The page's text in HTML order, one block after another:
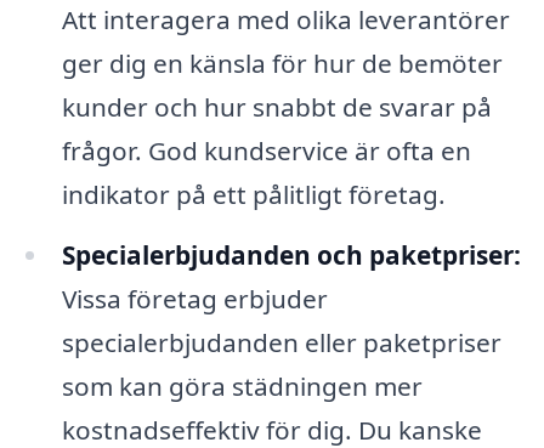
Att interagera med olika leverantörer
ger dig en känsla för hur de bemöter
kunder och hur snabbt de svarar på
frågor. God kundservice är ofta en
indikator på ett pålitligt företag.
Specialerbjudanden och paketpriser:
Vissa företag erbjuder
specialerbjudanden eller paketpriser
som kan göra städningen mer
kostnadseffektiv för dig. Du kanske